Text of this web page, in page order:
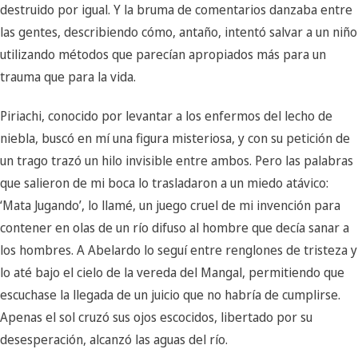
destruido por igual. Y la bruma de comentarios danzaba entre
las gentes, describiendo cómo, antaño, intentó salvar a un niño
utilizando métodos que parecían apropiados más para un
trauma que para la vida.
Piriachi, conocido por levantar a los enfermos del lecho de
niebla, buscó en mí una figura misteriosa, y con su petición de
un trago trazó un hilo invisible entre ambos. Pero las palabras
que salieron de mi boca lo trasladaron a un miedo atávico:
‘Mata Jugando’, lo llamé, un juego cruel de mi invención para
contener en olas de un río difuso al hombre que decía sanar a
los hombres. A Abelardo lo seguí entre renglones de tristeza y
lo até bajo el cielo de la vereda del Mangal, permitiendo que
escuchase la llegada de un juicio que no habría de cumplirse.
Apenas el sol cruzó sus ojos escocidos, libertado por su
desesperación, alcanzó las aguas del río.